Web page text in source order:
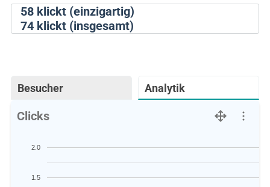
58klickt (einzigartig)
74klickt (insgesamt)
Besucher Analytik
Clicks
1.5
2.0